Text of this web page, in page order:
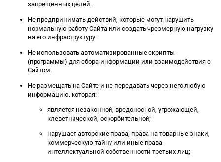
запрещенных целей.
Не предпринимать действий, которые могут нарушить
нормальную работу Сайта или создать чрезмерную нагрузку
на его инфраструктуру.
Не использовать автоматизированные скрипты
(программы) для сбора информации или взаимодействия с
Сайтом.
Не размещать на Сайте и не передавать через него любую
информацию, которая:
является незаконной, вредоносной, угрожающей,
клеветнической, оскорбительной;
нарушает авторские права, права на товарные знаки,
коммерческую тайну или иные права
интеллектуальной собственности третьих лиц;